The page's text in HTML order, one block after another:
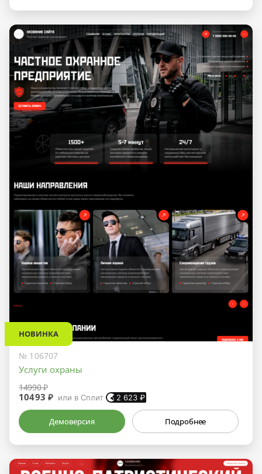
НОВИНКА
№ 106707
Услуги охраны
14990 ₽
10493 ₽ или в Сплит 2 623 ₽
Демоверсия Подробнее